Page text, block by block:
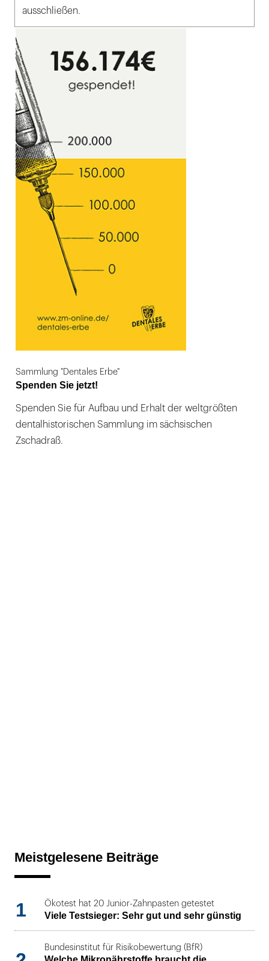
ausschließen.
Sammlung "Dentales Erbe"
Spenden Sie jetzt!
Spenden Sie für Aufbau und Erhalt der weltgrößten
dentalhistorischen Sammlung im sächsischen
Zschadraß.
Meistgelesene Beiträge
1 Ökotest hat 20 Junior-Zahnpasten getestet
Viele Testsieger: Sehr gut und sehr günstig
Bundesinstitut für Risikobewertung (BfR)